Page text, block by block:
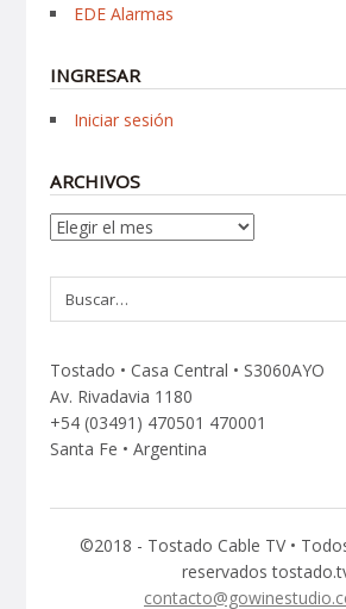
EDE Alarmas
INGRESAR
Iniciar sesión
ARCHIVOS
Archivos
Tostado • Casa Central • S3060AYO
Av. Rivadavia 1180
+54 (03491) 470501 470001
Santa Fe • Argentina
©2018 - Tostado Cable TV •
reservados